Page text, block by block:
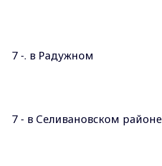
7 -. в Радужном
7 - в Селивановском районе